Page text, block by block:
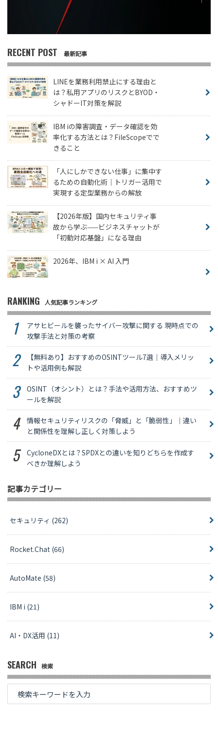
RECENT POST 最新記事
LINEを業務利用禁止にする理由と
は？私用アプリのリスクとBYOD・
シャドーIT対策を解説
IBM iの障害調査・データ確認を効
率化する方法とは？FileScopeでで
きること
「人にしかできない仕事」に集中す
るための自動化術｜トリガー活用で
実現する定型業務からの解放
【2026年版】国内セキュリティ事
故から学ぶ——ビジネスチャットが
「初動対応基盤」になる理由
2026年、IBM i × AI 入門
RANKING 人気記事ランキング
アサヒビールを襲ったサイバー攻撃に関する 現時点での
攻撃手法と対策の考察
【無料あり】おすすめのOSINTツール7選｜導入メリッ
トや活用例も解説
OSINT（オシント）とは？手法や活用方法、おすすめツ
ールを解説
情報セキュリティリスクの「脅威」と「脆弱性」｜違い
と関係性を理解し正しく対策しよう
CycloneDXとは？SPDXとの違いを知りどちらを作成す
べきか理解しよう
記事カテゴリー
セキュリティ (262)
Rocket.Chat (66)
AutoMate (58)
IBM i (21)
AI・DX活用 (11)
SEARCH 検索